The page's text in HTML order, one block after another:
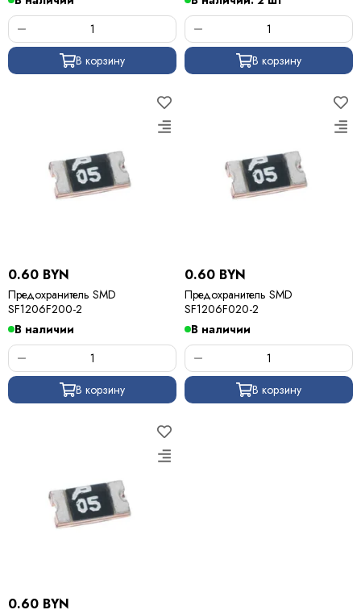
В корзину В корзину
0.60 BYN
Предохранитель SMD
SF1206F200-2
В наличии
В корзину
0.60 BYN
Предохранитель SMD
SF1206F020-2
В наличии
В корзину
0.60 BYN